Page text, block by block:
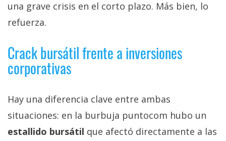
una grave crisis en el corto plazo. Más bien, lo
refuerza.
Crack bursátil frente a inversiones
corporativas
Hay una diferencia clave entre ambas
situaciones: en la burbuja puntocom hubo un
estallido bursátil que afectó directamente a las